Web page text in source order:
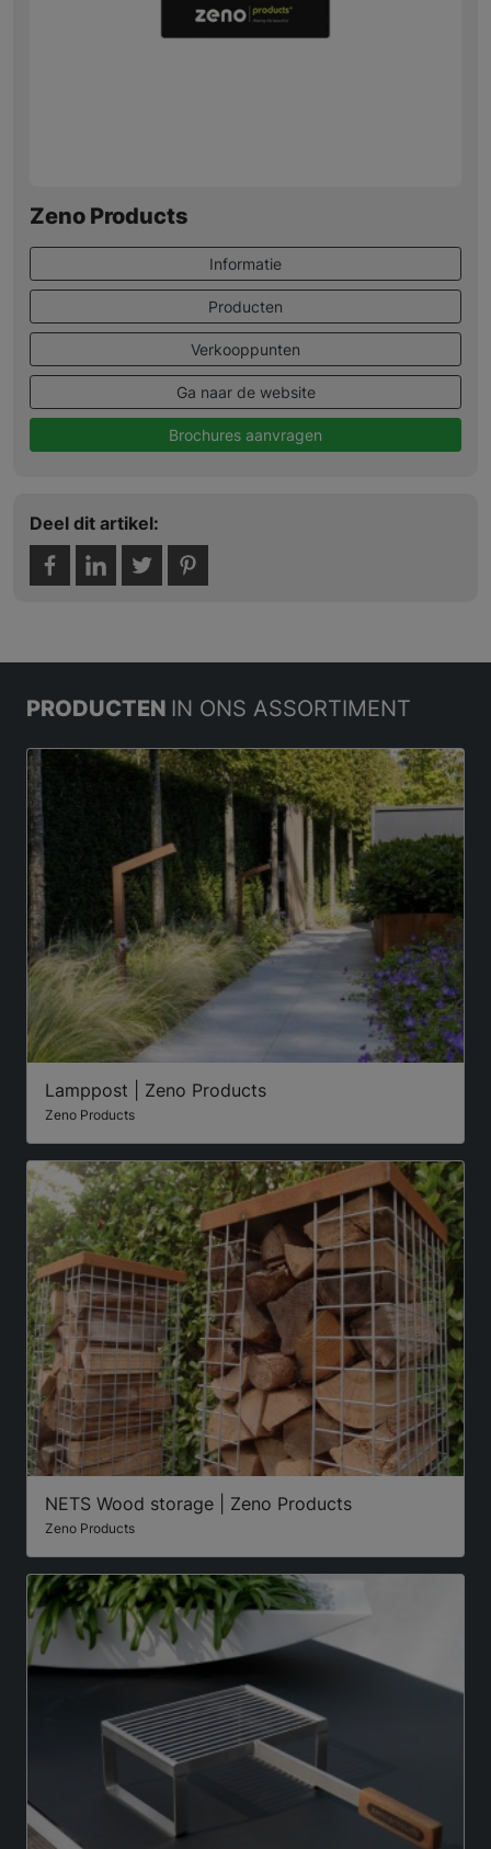
Zeno Products
Informatie
Producten
Verkooppunten
Ga naar de website
Brochures aanvragen
Deel dit artikel:
PRODUCTEN IN ONS ASSORTIMENT
Lamppost | Zeno Products
Zeno Products
NETS Wood storage | Zeno Products
Zeno Products